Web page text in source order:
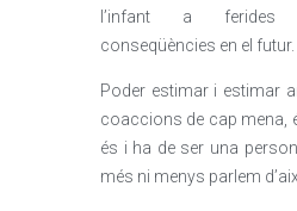
l’infant a ferides
conseqüències en el futur.
Poder estimar i estimar
coaccions de cap mena,
és i ha de ser una
més ni menys parlem